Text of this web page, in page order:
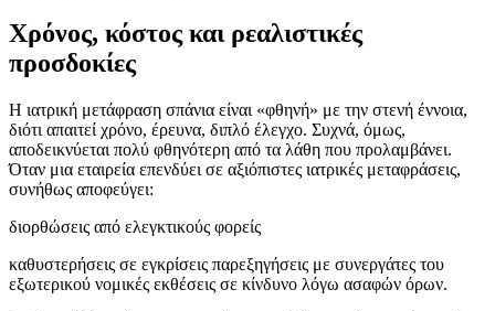
Χρόνος, κόστος και ρεαλιστικές
προσδοκίες
Η ιατρική μετάφραση σπάνια είναι «φθηνή» με την στενή έννοια,
διότι απαιτεί χρόνο, έρευνα, διπλό έλεγχο. Συχνά, όμως,
αποδεικνύεται πολύ φθηνότερη από τα λάθη που προλαμβάνει.
Όταν μια εταιρεία επενδύει σε αξιόπιστες ιατρικές μεταφράσεις,
συνήθως αποφεύγει:
διορθώσεις από ελεγκτικούς φορείς
καθυστερήσεις σε εγκρίσεις παρεξηγήσεις με συνεργάτες του
εξωτερικού νομικές εκθέσεις σε κίνδυνο λόγω ασαφών όρων.